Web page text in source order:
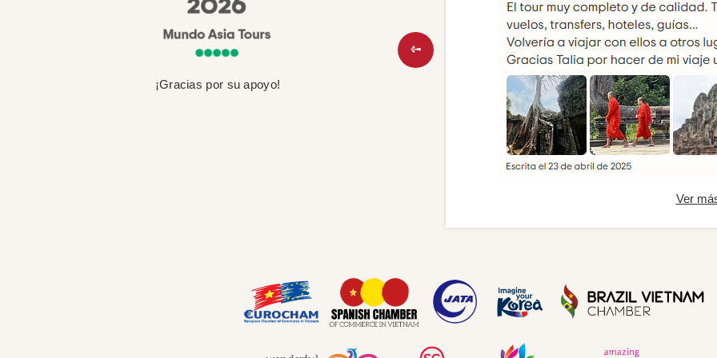
¡Gracias por su apoyo!
Ver